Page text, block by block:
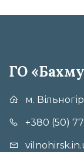
ГО
м.
+380 (50)